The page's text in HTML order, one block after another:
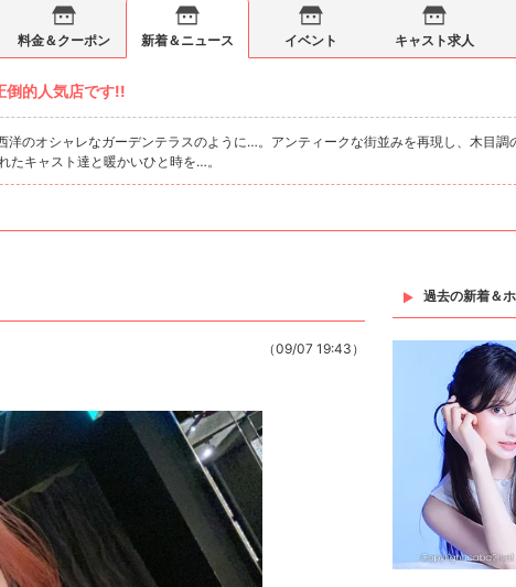
料金＆クーポン 新着＆ニュース イベント キャスト求人
倒的人気店です!!
洋のオシャレなガーデンテラスのように…。アンティークな街並みを再現し、木目調
たキャスト達と暖かいひと時を…。
（09/07 19:43）
過去の新着＆